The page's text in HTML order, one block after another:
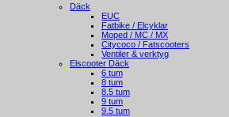
Däck
EUC
Fatbike / Elcyklar
Moped / MC / MX
Citycoco / Fatscooters
Ventiler & verktyg
Elscooter Däck
6 tum
8 tum
8.5 tum
9 tum
9.5 tum